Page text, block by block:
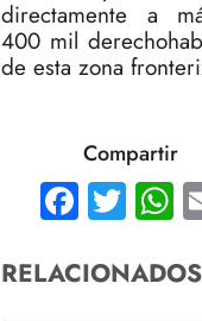
directamente a
400 mil
de esta zona
Compartir
RELACIONADOS